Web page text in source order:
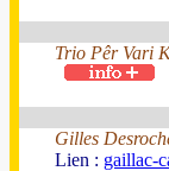
Trio Pêr Vari
Gilles
Lien : gaillac-